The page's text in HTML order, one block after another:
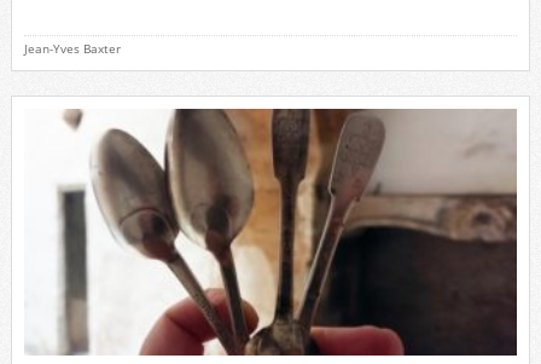
Jean-Yves Baxter